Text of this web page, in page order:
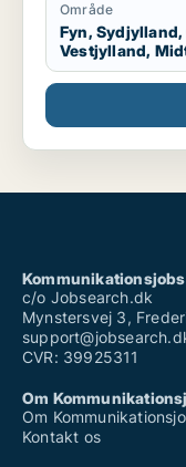
Område
Fyn,
Vestjylland,
c/o Jobsearch.dk
Mynstersvej 3,
CVR: 39925311
Om
Om
Kontakt os